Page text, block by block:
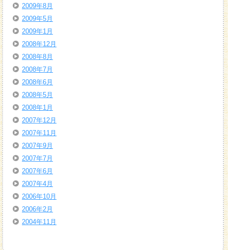
2009年8月
2009年5月
2009年1月
2008年12月
2008年8月
2008年7月
2008年6月
2008年5月
2008年1月
2007年12月
2007年11月
2007年9月
2007年7月
2007年6月
2007年4月
2006年10月
2006年2月
2004年11月